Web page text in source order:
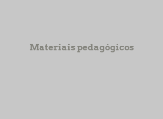
Materiais pedagógicos